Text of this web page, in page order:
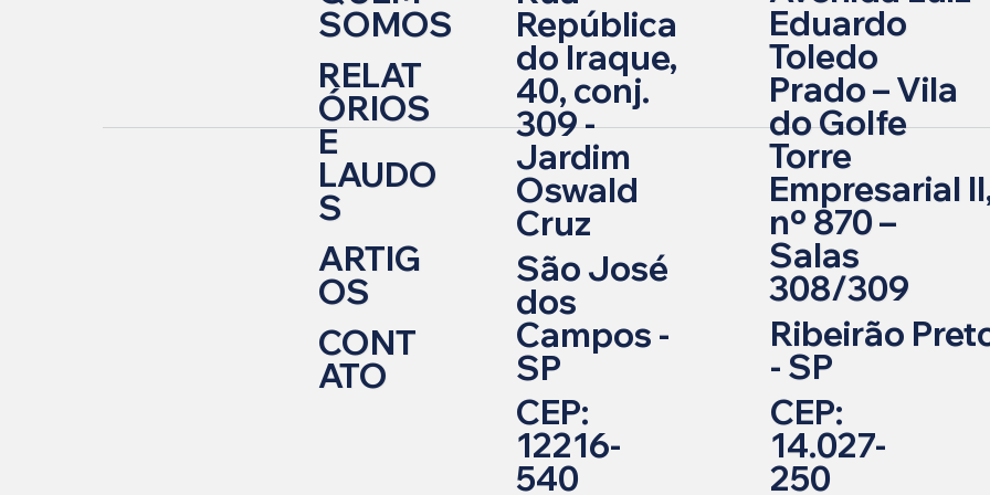
SOMOS
RELAT
ÓRIOS
E
LAUDO
S
ARTIG
OS
CONT
ATO
República
do Iraque,
40, conj.
309 -
Jardim
Oswald
Cruz
São José
dos
Campos -
SP
CEP:
12216-
540
Eduardo
Toledo
Prado – Vila
do Golfe
Torre
Empresarial
nº 870 –
Salas
308/309
Ribeirão
- SP
CEP:
14.027-
250